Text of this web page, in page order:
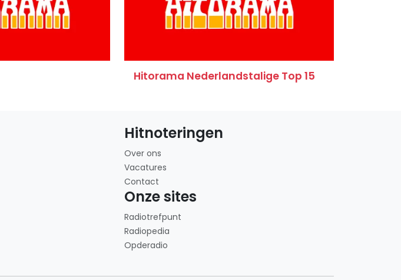
Hitorama Nederlandstalige Top 15
Hitnoteringen
Over ons
Vacatures
Contact
Onze sites
Radiotrefpunt
Radiopedia
Opderadio